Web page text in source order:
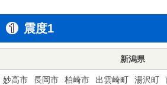
震度1
新潟県
妙高市 長岡市 柏崎市 出雲崎町 湯沢町